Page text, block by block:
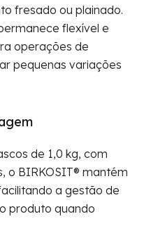
fresado ou plainado.
flexível e
operações de
pequenas variações
de 1,0 kg, com
o BIRKOSIT® mantém
a gestão de
produto quando